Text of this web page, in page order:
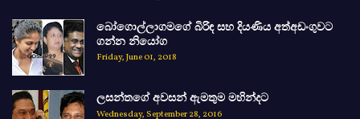
බෝගොල්ලාගමගේ බිරිඳ සහ දියණිය අත්අඩංගුවට
ගන්න නියෝග
Friday, June 01, 2018
ලසන්තගේ අවසන් ඇමතුම මහින්දට
Wednesday, September 28, 2016